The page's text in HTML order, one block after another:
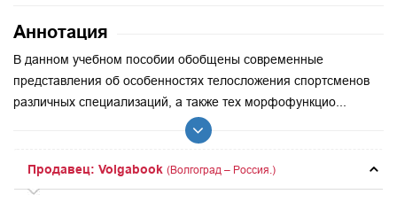
Аннотация
В данном учебном пособии обобщены современные
представления об особенностях телосложения спортсменов
различных специализаций, а также тех морфофункцио...
Продавец: Volgabook (Волгоград – Россия.)